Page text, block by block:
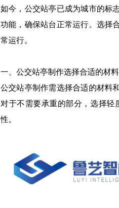
如今，公交站亭已成为城市的标
功能，确保站台正常运行。选择
常运行。
一、公交站亭制作选择合适的材
公交站亭制作需选择合适的材料
对于不需要承重的部分，选择轻
性。